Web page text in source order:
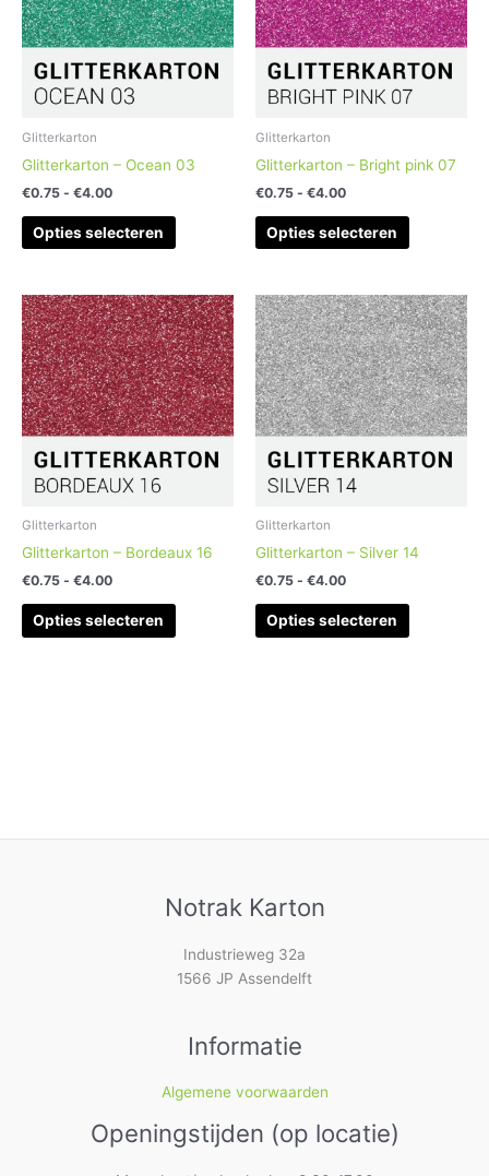
Glitterkarton
Glitterkarton – Ocean 03
€0.75 - €4.00
Opties selecteren
variaties.
Deze
optie
kan
op
Glitterkarton
Glitterkarton – Bright pink 07
€0.75 - €4.00
Opties selecteren
variaties.
Deze
optie
kan
gekozen
op
Glitterkarton
Glitterkarton – Bordeaux 16
€0.75 - €4.00
Prijsklasse:
€0.75
tot
€4.00
Opties selecteren
Dit
product
heeft
meerdere
variaties.
Deze
optie
kan
op
Glitterkarton
Glitterkarton – Silver 14
€0.75 - €4.00
Prijsklasse:
€0.75
tot
€4.00
Opties selecteren
Dit
product
heeft
meerdere
variaties.
Deze
optie
kan
op
Notrak Karton
Industrieweg 32a
1566 JP Assendelft
Informatie
Algemene voorwaarden
Openingstijden (op locatie)